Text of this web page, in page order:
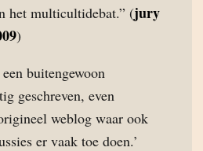
het multicultidebat.” (jury
)
buitengewoon
geschreven, even
weblog waar ook
er vaak toe doen.’